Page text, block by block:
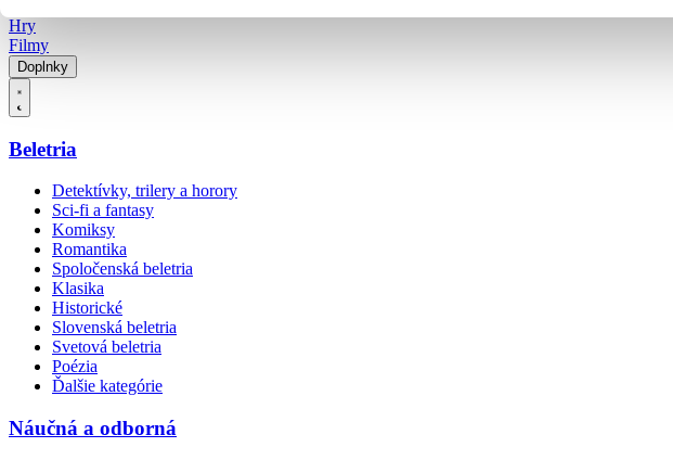
Hry
Filmy
Doplnky
Beletria
Detektívky, trilery a horory
Sci-fi a fantasy
Komiksy
Romantika
Spoločenská beletria
Klasika
Historické
Slovenská beletria
Svetová beletria
Poézia
Ďalšie kategórie
Náučná a odborná